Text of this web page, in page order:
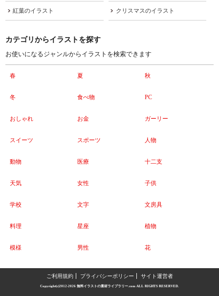
紅葉のイラスト クリスマスのイラスト
カテゴリからイラストを探す
お使いになるジャンルからイラストを検索できます
春 夏 秋
冬 食べ物 PC
おしゃれ お金 ガーリー
スイーツ スポーツ 人物
動物 医療 十二支
天気 女性 子供
学校 文字 文房具
料理 星座 植物
模様 男性 花
ご利用規約 プライバシーポリシー サイト運営者
Copyright(c)2012-2026 無料イラストの素材ライブラリー.com ALL RIGHTS RESERVED.